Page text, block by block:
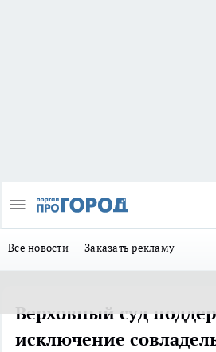
Все новости Заказать рекламу
Верховный суд
исключение